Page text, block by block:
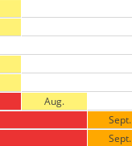
Aug.
Sept.
Sept.